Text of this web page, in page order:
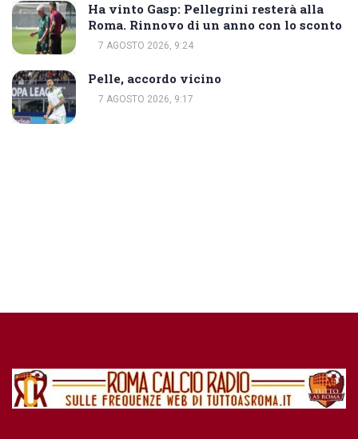
Ha vinto Gasp: Pellegrini resterà alla
Roma. Rinnovo di un anno con lo sconto
7 AGOSTO 2026, 9:24
Pelle, accordo vicino
7 AGOSTO 2026, 9:17